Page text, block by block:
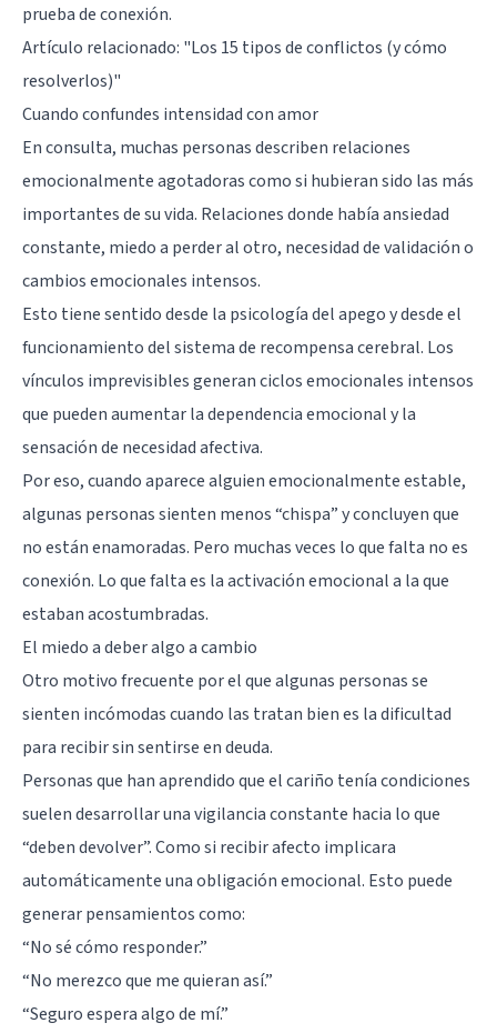
prueba de conexión.
Artículo relacionado: "Los 15 tipos de conflictos (y cómo
resolverlos)"
Cuando confundes intensidad con amor
En consulta, muchas personas describen relaciones
emocionalmente agotadoras como si hubieran sido las más
importantes de su vida. Relaciones donde había ansiedad
constante, miedo a perder al otro, necesidad de validación o
cambios emocionales intensos.
Esto tiene sentido desde la psicología del apego y desde el
funcionamiento delsistema de recompensa cerebral. Los
vínculos imprevisibles generan ciclos emocionales intensos
que pueden aumentar la dependencia emocional y la
sensación de necesidad afectiva.
Por eso, cuando aparece alguien emocionalmente estable,
algunas personas sienten menos “chispa” y concluyen que
no están enamoradas. Pero muchas veces lo que falta no es
conexión. Lo que falta es la activación emocional a la que
estaban acostumbradas.
El miedo a deber algo a cambio
Otro motivo frecuente por el que algunas personas se
sienten incómodas cuando las tratan bien es la dificultad
para recibir sin sentirse en deuda.
Personas que han aprendido que el cariño tenía condiciones
suelen desarrollar una vigilancia constante hacia lo que
“deben devolver”. Como si recibir afecto implicara
automáticamente una obligación emocional. Esto puede
generar pensamientos como:
“No sé cómo responder.”
“No merezco que me quieran así.”
“Seguro espera algo de mí.”